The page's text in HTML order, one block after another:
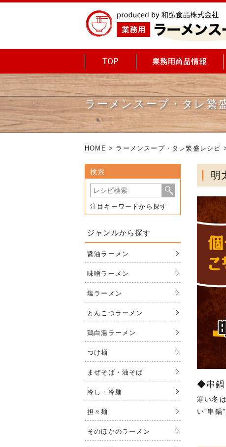
ラーメンスープ・タレ繁
HOME > ラーメンスープ・タレ繁盛レシピ
明
◆串鍋
寒い冬
い”串鍋
検索
注目キーワードから探す
ジャンルから探す
醤油ラーメン
味噌ラーメン
塩ラーメン
とんこつラーメン
鶏白湯ラーメン
つけ麺
まぜそば・油そば
冷し・冷麺
担々麺
そのほかのラーメン